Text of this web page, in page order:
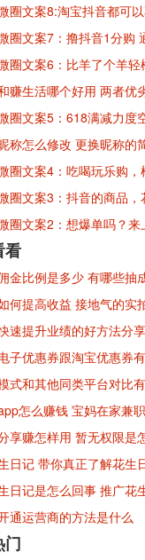
圈文案8:淘宝抖音都可
圈文案7：撸抖音1分购
圈文案6：比羊了个羊轻
赚生活哪个好用 两者优
圈文案5：618满减力度
称怎么修改 更换昵称的
圈文案4：吃喝玩乐购，
圈文案3：抖音的商品，
圈文案2：想爆单吗？
看
金比例是多少 有哪些抽
何提高收益 接地气的实
速提升业绩的好方法分享
子优惠券跟淘宝优惠券
式和其他同类平台对比
怎么赚钱 宝妈在家兼
享赚怎样用 暂无权限是
日记 带你真正了解花生
日记是怎么回事 推广花
通运营商的方法是什么
门